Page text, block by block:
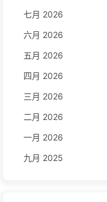
七月 2026
六月 2026
五月 2026
四月 2026
三月 2026
二月 2026
一月 2026
九月 2025